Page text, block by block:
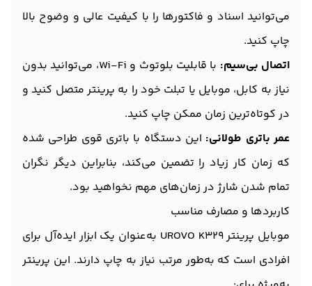
می‌توانید اسناد و فاکتورها را با کیفیت عالی و وضوح بالا
چاپ کنید.
اتصال بی‌سیم:
با قابلیت بلوتوث و Wi-Fi، می‌توانید بدون
نیاز به کابل، موبایل یا تبلت خود را به پرینتر متصل کنید و
در کوتاه‌ترین زمان ممکن چاپ کنید.
عمر باتری طولانی: این دستگاه با باتری قوی طراحی شده
که زمان کار زیاد را تضمین می‌کند، بنابراین دیگر نگران
تمام شدن شارژ در زمان‌های مهم نخواهید بود.
کاربردها و مصارف مناسب
موبایل پرینتر UROVO K329 به‌عنوان یک ابزار ایده‌آل برای
افرادی است که به‌طور مرتب نیاز به چاپ دارند. این پرینتر